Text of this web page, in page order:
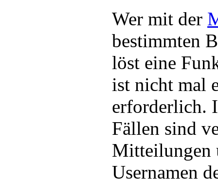
Wer mit der
bestimmten
löst eine
ist nicht mal
erforderlich.
Fällen sind
Mitteilungen
Usernamen